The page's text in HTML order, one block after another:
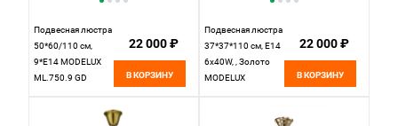
Подвесная люстра
50*60/110 см,
9*Е14 MODELUX
ML.750.9 GD
22 000 ₽
В КОРЗИНУ
Подвесная люстра
37*37*110 см, Е14
6x40W, , Золото
MODELUX
22 000 ₽
В КОРЗИНУ